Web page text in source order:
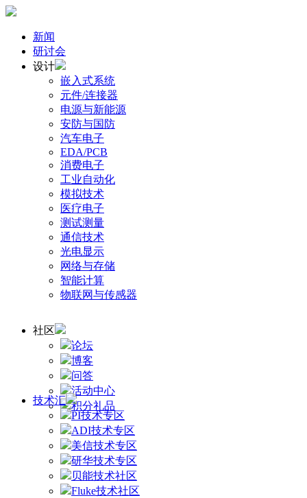
新闻
研讨会
设计
嵌入式系统
元件/连接器
电源与新能源
安防与国防
汽车电子
EDA/PCB
消费电子
工业自动化
模拟技术
医疗电子
测试测量
通信技术
光电显示
网络与存储
智能计算
物联网与传感器
社区
论坛
博客
问答
活动中心
积分礼品
技术汇
PI技术专区
ADI技术专区
美信技术专区
研华技术专区
贝能技术社区
Fluke技术社区